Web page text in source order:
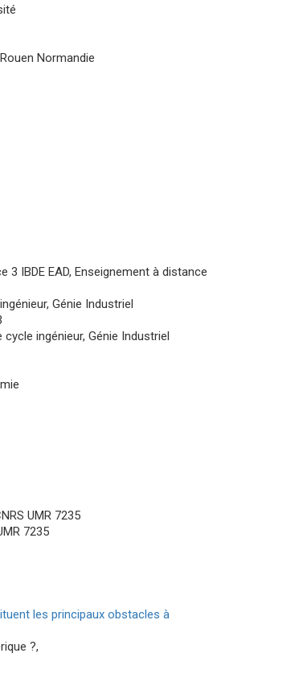
Normandie
IBDE EAD, Enseignement à distance
Génie Industriel
ingénieur, Génie Industriel
UMR 7235
7235
les principaux obstacles à
?,